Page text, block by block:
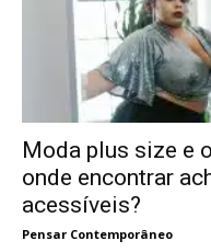
Moda plus size e
onde encontrar
acessíveis?
Pensar Contemporâneo